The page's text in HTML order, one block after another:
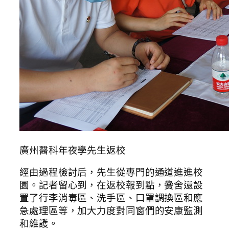
廣州醫科年夜學先生返校
經由過程檢討后，先生從專門的通道進進校
園。記者留心到，在返校報到點，黌舍還設
置了行李消毒區、洗手區、口罩調換區和應
急處理區等，加大力度對同窗們的安康監測
和維護。